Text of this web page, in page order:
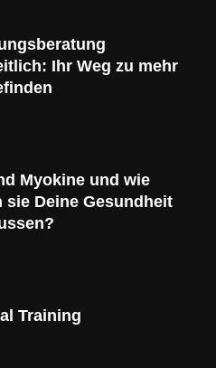
Ihr Weg zu mehr
Myokine und wie
sie Deine Gesundheit
Training